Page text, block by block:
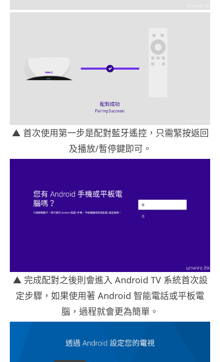
▲ 首次使用第一步是配對藍牙遙控，只需緊按返回
及播放/暫停鍵即可。
▲ 完成配對之後則會進入 Android TV 系統首次設
定步驟，如果使用著 Android 智能電話或平板電
腦，過程就會更為簡單。